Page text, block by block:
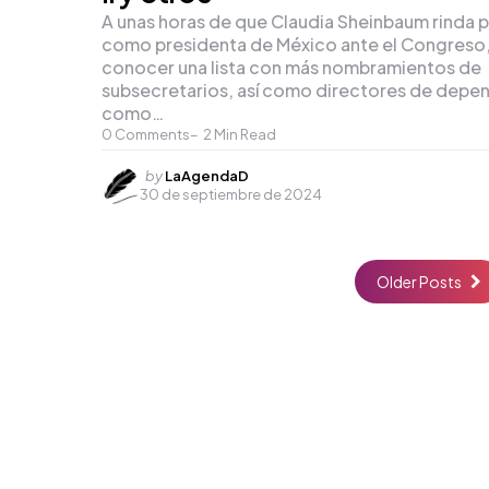
0 Comments 2 Min Read
A unas horas de que Claudia Sheinbaum rinda
como presidenta de México ante el
conocer una lista con más nombramientos de
subsecretarios, así como directores de
como…
Posted
by
by LaAgendaD
30 de septiembre de 2024
Older Posts